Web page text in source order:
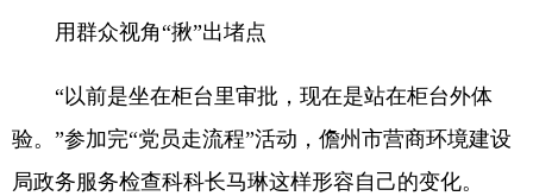
用群众视角“揪”出堵点
“以前是坐在柜台里审批，现在是站在柜台外体
验。”参加完“党员走流程”活动，儋州市营商环境建设
局政务服务检查科科长马琳这样形容自己的变化。